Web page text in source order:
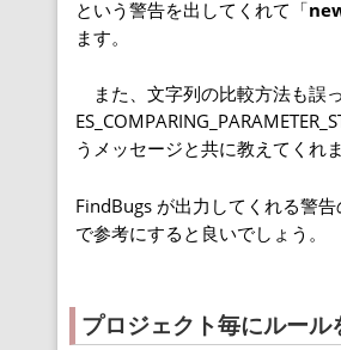
という警告を出してくれて「
ます。
また、文字列の比較方法も誤
うメッセージと共に教えてくれま
FindBugs が出力してくれる警
で参考にすると良いでしょう。
プロジェクト毎にルール